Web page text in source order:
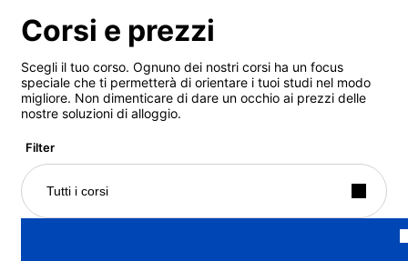
Corsi e prezzi
Scegli il tuo corso. Ognuno dei nostri corsi ha un focus
speciale che ti permetterà di orientare i tuoi studi nel modo
migliore. Non dimenticare di dare un occhio ai prezzi delle
nostre soluzioni di alloggio.
Filter
Tutti i corsi